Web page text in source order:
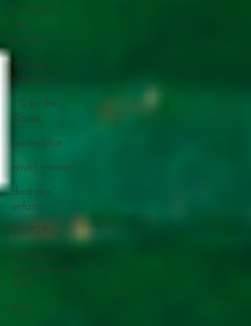
Protection
des
enfants
Voyage
solidaire
1% for the
Planet
partenariat
environnement
droit des
enfants
COP28
Fédération
Internationale
TDH
IRDS